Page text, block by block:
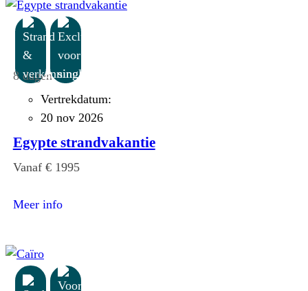
8 dagen
Vertrekdatum:
20 nov 2026
Egypte strandvakantie
Vanaf € 1995
Egypte
Meer info